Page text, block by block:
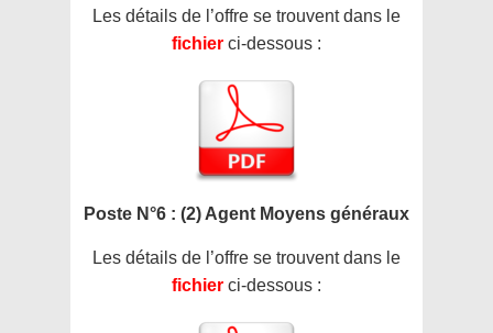
Les détails de l’offre se trouvent dans le
fichier ci-dessous :
Poste N°6 : (2) Agent Moyens généraux
Les détails de l’offre se trouvent dans le
fichier ci-dessous :